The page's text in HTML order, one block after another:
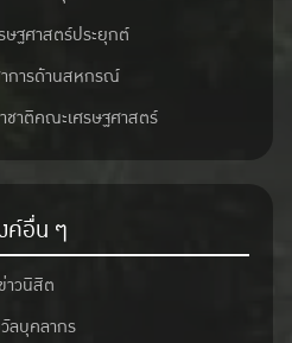
ษฐศาสตร์ประยุกต์
การด้านสหกรณ์
ชาติคณะเศรษฐศาสตร์
ค์อื่น ๆ
ข่าวนิสิต
ลบุคลากร